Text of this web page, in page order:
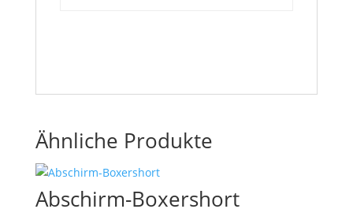
Ähnliche Produkte
Abschirm-Boxershort